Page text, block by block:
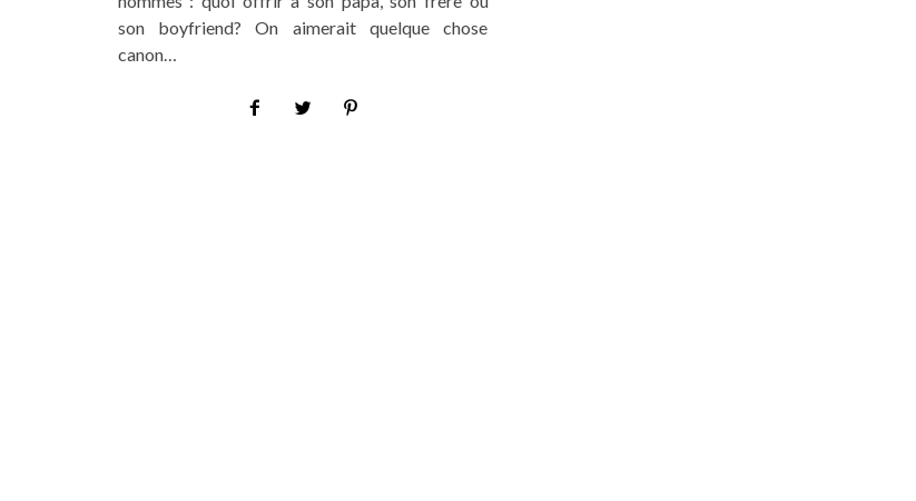
son boyfriend? On aimerait quelque chose
canon…